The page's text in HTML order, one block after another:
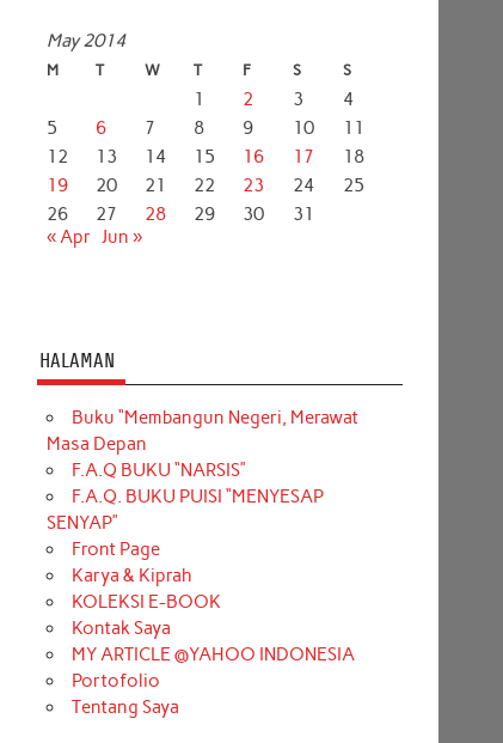
May 2014
M T W T F S S
1 2 3
4
5
6 7 8 9 10
11
12
13 14 15 16 17
18
19
20 21 22 23 24
25
26
27 28 29 30
31
« Apr Jun »
HALAMAN
Buku “Membangun Negeri, Merawat
Masa Depan
F.A.Q BUKU “NARSIS”
F.A.Q. BUKU PUISI “MENYESAP
SENYAP”
Front Page
Karya & Kiprah
KOLEKSI E-BOOK
Kontak Saya
MY ARTICLE @YAHOO INDONESIA
Portofolio
Tentang Saya